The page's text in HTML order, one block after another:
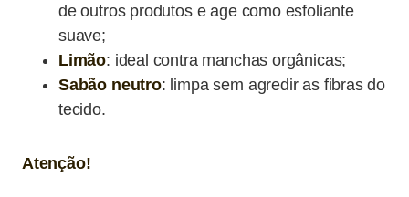
de outros produtos e age como esfoliante
suave;
Limão: ideal contra manchas orgânicas;
Sabão neutro: limpa sem agredir as fibras do
tecido.
Atenção!